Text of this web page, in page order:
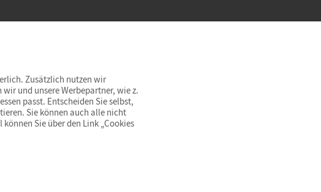
wir versandkostenfrei innerhalb Deutschlands
Zusätzlich nutzen wir
und unsere Werbepartner, wie z.
passt. Entscheiden Sie selbst,
Sie können auch alle nicht
können Sie über den Link „Cookies